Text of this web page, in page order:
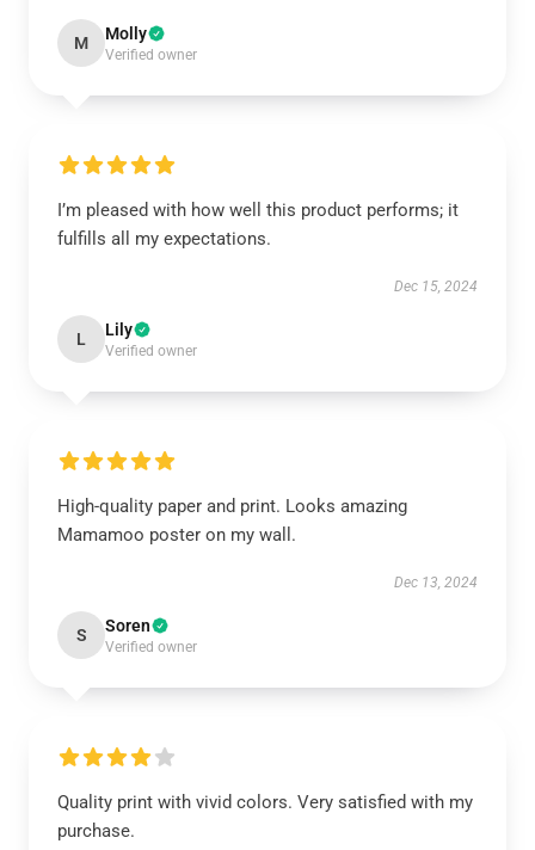
M Molly
Verified owner
I’m pleased with how well this product performs; it
fulfills all my expectations.
Dec 15, 2024
L Lily
Verified owner
High-quality paper and print. Looks amazing
Mamamoo poster on my wall.
Dec 13, 2024
S Soren
Verified owner
Quality print with vivid colors. Very satisfied with my
purchase.